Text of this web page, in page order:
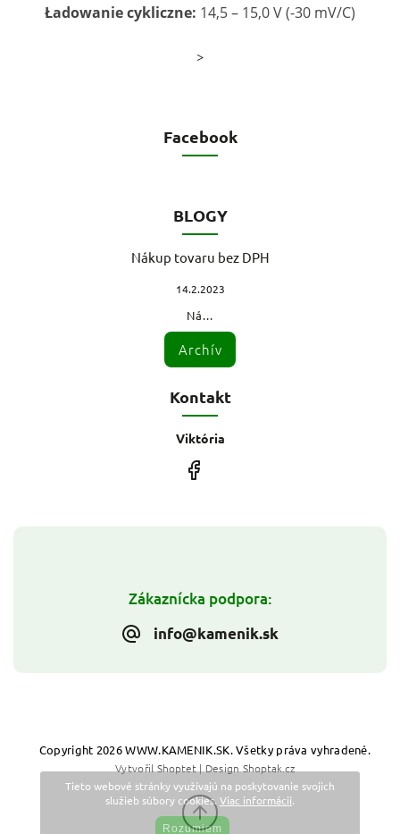
Tieto webové stránky využívajú na poskytovanie svojich
služieb súbory cookies. Viac informácií.
Rozumiem
Ładowanie cykliczne: 14,5 – 15,0 V (-30 mV/C)
>
Zákaznícka podpora:
info@kamenik.sk
Facebook
BLOGY
Nákup tovaru bez DPH
14.2.2023
Ná...
Archív
Kontakt
Viktória
Copyright 2026WWW.KAMENIK.SK. Všetky práva vyhradené.
Vytvořil Shoptet| Design Shoptak.cz